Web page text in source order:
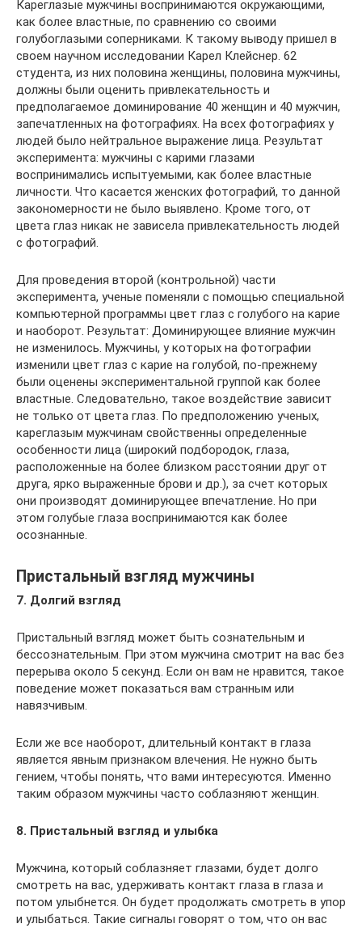
Кареглазые мужчины воспринимаются окружающими,
как более властные, по сравнению со своими
голубоглазыми соперниками. К такому выводу пришел в
своем научном исследовании Карел Клейснер. 62
студента, из них половина женщины, половина мужчины,
должны были оценить привлекательность и
предполагаемое доминирование 40 женщин и 40 мужчин,
запечатленных на фотографиях. На всех фотографиях у
людей было нейтральное выражение лица. Результат
эксперимента: мужчины с карими глазами
воспринимались испытуемыми, как более властные
личности. Что касается женских фотографий, то данной
закономерности не было выявлено. Кроме того, от
цвета глаз никак не зависела привлекательность людей
с фотографий.
Для проведения второй (контрольной) части
эксперимента, ученые поменяли с помощью специальной
компьютерной программы цвет глаз с голубого на карие
и наоборот. Результат: Доминирующее влияние мужчин
не изменилось. Мужчины, у которых на фотографии
изменили цвет глаз с карие на голубой, по-прежнему
были оценены экспериментальной группой как более
властные. Следовательно, такое воздействие зависит
не только от цвета глаз. По предположению ученых,
кареглазым мужчинам свойственны определенные
особенности лица (широкий подбородок, глаза,
расположенные на более близком расстоянии друг от
друга, ярко выраженные брови и др.), за счет которых
они производят доминирующее впечатление. Но при
этом голубые глаза воспринимаются как более
осознанные.
Пристальный взгляд мужчины
7. Долгий взгляд
Пристальный взгляд может быть сознательным и
бессознательным. При этом мужчина смотрит на вас без
перерыва около 5 секунд. Если он вам не нравится, такое
поведение может показаться вам странным или
навязчивым.
Если же все наоборот, длительный контакт в глаза
является явным признаком влечения. Не нужно быть
гением, чтобы понять, что вами интересуются. Именно
таким образом мужчины часто соблазняют женщин.
8. Пристальный взгляд и улыбка
Мужчина, который соблазняет глазами, будет долго
смотреть на вас, удерживать контакт глаза в глаза и
потом улыбнется. Он будет продолжать смотреть в упор
и улыбаться. Такие сигналы говорят о том, что он вас